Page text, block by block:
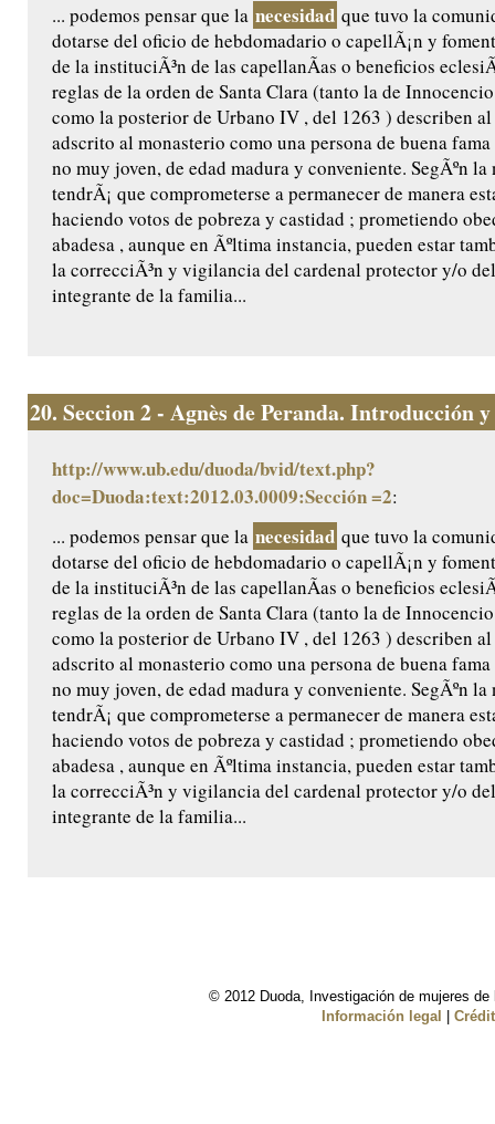
... podemos pensar que la necesidad que tuvo la
dotarse del oficio de hebdomadario o capellÃ¡n y
de la instituciÃ³n de las capellanÃ­as o beneficios
reglas de la orden de Santa Clara (tanto la de
como la posterior de Urbano IV , del 1263 ) describen
adscrito al monasterio como una persona de buena
no muy joven, de edad madura y conveniente. SegÃºn
tendrÃ¡ que comprometerse a permanecer de manera
haciendo votos de pobreza y castidad ; prometiendo
abadesa , aunque en Ãºltima instancia, pueden estar
la correcciÃ³n y vigilancia del cardenal protector y/o
integrante de la familia...
20. Seccion 2 - Agnès de Peranda. Introducción
http://www.ub.edu/duoda/bvid/text.php?
doc=Duoda:text:2012.03.0009:Sección =2:
... podemos pensar que la necesidad que tuvo la
dotarse del oficio de hebdomadario o capellÃ¡n y
de la instituciÃ³n de las capellanÃ­as o beneficios
reglas de la orden de Santa Clara (tanto la de
como la posterior de Urbano IV , del 1263 ) describen
adscrito al monasterio como una persona de buena
no muy joven, de edad madura y conveniente. SegÃºn
tendrÃ¡ que comprometerse a permanecer de manera
haciendo votos de pobreza y castidad ; prometiendo
abadesa , aunque en Ãºltima instancia, pueden estar
la correcciÃ³n y vigilancia del cardenal protector y/o
integrante de la familia...
© 2012 Duoda, Investigación de mujeres
Información legal